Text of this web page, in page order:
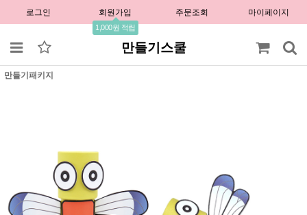
로그인 회원가입
1,000원 적립
주문조회 마이페이지
만들기스쿨
만들기패키지